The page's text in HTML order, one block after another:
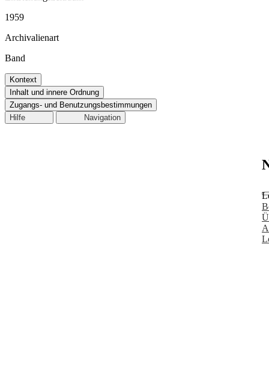
1959
Archivalienart
Band
Kontext
Inhalt und innere Ordnung
Zugangs- und Benutzungsbestimmungen
Hilfe
Navigation